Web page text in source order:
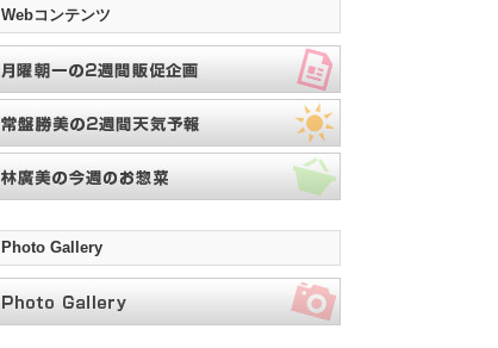
Webコンテンツ
Photo Gallery